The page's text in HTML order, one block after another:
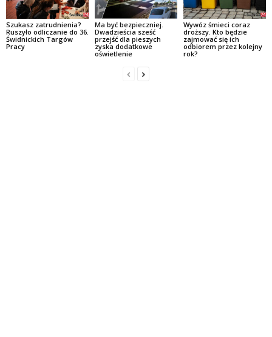
Szukasz zatrudnienia?
Ruszyło odliczanie do 36.
Świdnickich Targów
Pracy
Ma być bezpieczniej.
Dwadzieścia sześć
przejść dla pieszych
zyska dodatkowe
oświetlenie
Wywóz śmieci coraz
droższy. Kto będzie
zajmować się ich
odbiorem przez kolejny
rok?